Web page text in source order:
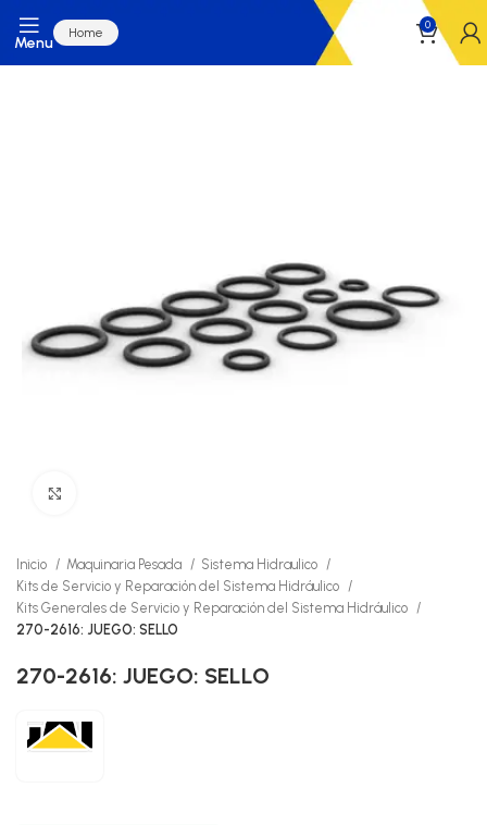
Menu
Home
0
Inicio Maquinaria Pesada
Sistema Hidraulico
Kits de Servicio y Reparación del Sistema Hidráulico
Kits Generales de Servicio y Reparación del Sistema Hidráulico
270-2616: JUEGO: SELLO
270-2616: JUEGO: SELLO